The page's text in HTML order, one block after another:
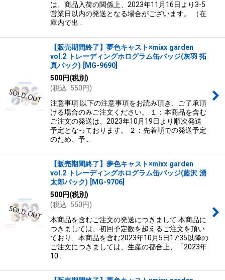
は、商品入荷の関係上、2023年11月16日より3-5
営業日以内の発送となる場合がございます。 （在
庫内で出…
【販売期間終了】夢色キャスト×mixx garden
vol.2 トレーディングホログラム缶バッジ(灰羽 拓
真パック)
MG-9690
500円(税別)
(税込: 550円)
注意事項 以下の注意事項をお読み頂き、ご了承頂
ける場合のみご注文ください。 １：本商品を含む
ご注文の発送は、2023年10月19日より順次発送
予定となっております。 ２：先着順での発送予定
のため、予…
【販売期間終了】夢色キャスト×mixx garden
vol.2 トレーディングホログラム缶バッジ(藍沢 湧
太郎パック)
MG-9706
500円(税別)
(税込: 550円)
本商品を含むご注文の発送につきまして 本商品に
つきましては、初回予定数を超えるご注文を頂い
ており、本商品を含む2023年10月5日17:35以降の
ご注文につきましては、生産の都合上、「2023年
10…